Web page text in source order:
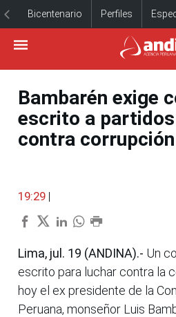
Bicentenario Perfiles
Bambarén exige
escrito a
contra corrupción
19:29 |
Lima, jul. 19 (ANDINA).- Un
escrito para luchar contra la
hoy el ex presidente de la
Peruana, monseñor Luis